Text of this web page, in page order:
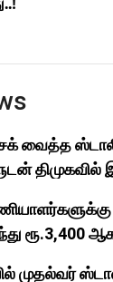
வைத்த
ரூ.3,400
முதல்வர்